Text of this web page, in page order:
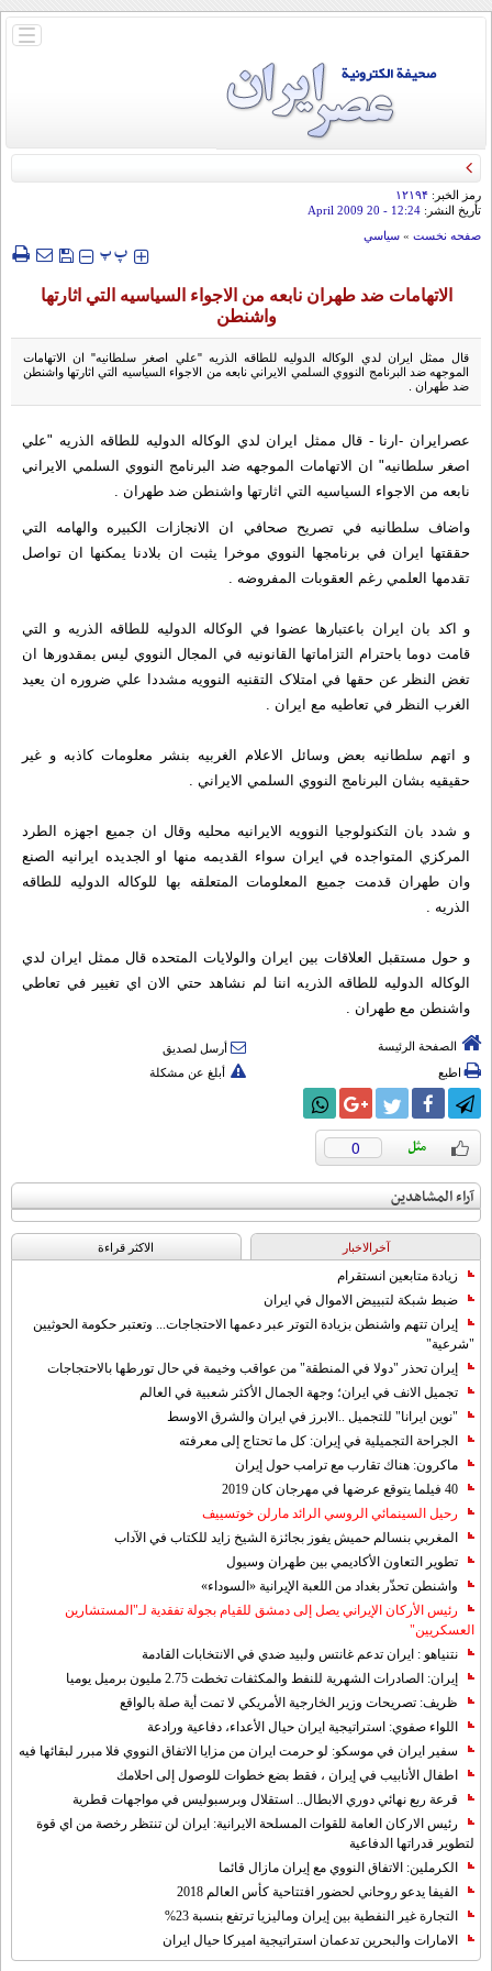
باز
رمز الخبر: ۱۲۱۹۴
تأريخ النشر: 12:24
- 20 April 2009
صفحه نخست » سياسي
‍‍‍ پپ
الاتهامات ضد طهران نابعه من الاجواء السياسيه التي اثارتها
واشنطن
قال ممثل ايران لدي الوکاله الدوليه للطاقه الذريه "علي اصغر سلطانيه" ان الاتهامات
الموجهه ضد البرنامج النووي السلمي الايراني نابعه من الاجواء السياسيه التي اثارتها واشنطن
ضد طهران .
عصرایران -ارنا - قال ممثل ايران لدي الوکاله الدوليه للطاقه الذريه "علي
اصغر سلطانيه" ان الاتهامات الموجهه ضد البرنامج النووي السلمي الايراني
نابعه من الاجواء السياسيه التي اثارتها واشنطن ضد طهران .
واضاف سلطانيه في تصريح صحافي ان الانجازات الکبيره والهامه التي
حققتها ايران في برنامجها النووي موخرا يثبت ان بلادنا يمکنها ان تواصل
تقدمها العلمي رغم العقوبات المفروضه .
و اکد بان ايران باعتبارها عضوا في الوکاله الدوليه للطاقه الذريه و التي
قامت دوما باحترام التزاماتها القانونيه في المجال النووي ليس بمقدورها ان
تغض النظر عن حقها في امتلاک التقنيه النوويه مشددا علي ضروره ان يعيد
الغرب النظر في تعاطيه مع ايران .
و اتهم سلطانيه بعض وسائل الاعلام الغربيه بنشر معلومات کاذبه و غير
حقيقيه بشان البرنامج النووي السلمي الايراني .
و شدد بان التکنولوجيا النوويه الايرانيه محليه وقال ان جميع اجهزه الطرد
المرکزي المتواجده في ايران سواء القديمه منها او الجديده ايرانيه الصنع
وان طهران قدمت جميع المعلومات المتعلقه بها للوکاله الدوليه للطاقه
الذريه .
و حول مستقبل العلاقات بين ايران والولايات المتحده قال ممثل ايران لدي
الوکاله الدوليه للطاقه الذريه اننا لم نشاهد حتي الان اي تغيير في تعاطي
واشنطن مع طهران .
الصفحة الرئيسة
أرسل لصديق
اطبع
أبلغ عن مشكلة
0
آراء المشاهدين
آخرالاخبار الاکثر قراءة
زيادة متابعين انستقرام
ضبط شبكة لتبييض الاموال في ايران
إيران تتهم واشنطن بزيادة التوتر عبر دعمها الاحتجاجات... وتعتبر حكومة الحوثيين
"شرعية"
إيران تحذر "دولا في المنطقة" من عواقب وخيمة في حال تورطها بالاحتجاجات
تجميل الانف في ايران؛ وجهة الجمال الأكثر شعبية في العالم
"نوين ايرانا" للتجميل ..الابرز في ايران والشرق الاوسط
الجراحة التجميلية في إيران: كل ما تحتاج إلى معرفته
ماكرون: هناك تقارب مع ترامب حول إيران
40 فيلما يتوقع عرضها في مهرجان كان 2019
رحيل السينمائي الروسي الرائد مارلن خوتسييف
المغربي بنسالم حميش يفوز بجائزة الشيخ زايد للكتاب في الآداب
تطوير التعاون الأكاديمي بين طهران وسيول
واشنطن تحذّر بغداد من اللعبة الإيرانية «السوداء»
رئيس الأركان الإيراني يصل إلى دمشق للقيام بجولة تفقدية لـ"المستشارين
العسكريين"
نتنياهو : ايران تدعم غانتس ولبيد ضدي في الانتخابات القادمة
إيران: الصادرات الشهریة للنفط والمكثفات تخطت 2.75 مليون برميل يوميا
ظريف: تصريحات وزير الخارجية الأمريكي لا تمت أية صلة بالواقع
اللواء صفوي: استراتيجية ايران حيال الأعداء، دفاعية ورادعة
سفير ايران في موسكو: لو حرمت ايران من مزايا الاتفاق النووي فلا مبرر لبقائها فيه
اطفال الأنابيب في إيران ، فقط بضع خطوات للوصول إلى احلامك
قرعة ربع نهائي دوري الابطال.. استقلال وبرسبوليس في مواجهات قطرية
رئيس الاركان العامة للقوات المسلحة الايرانية: ايران لن تنتظر رخصة من اي قوة
لتطوير قدراتها الدفاعية
الكرملين: الاتفاق النووي مع إيران مازال قائما
الفيفا يدعو روحاني لحضور افتتاحية كأس العالم 2018
التجارة غیر النفطیة بین إیران ومالیزیا ترتفع بنسبة 23%
الامارات والبحرين تدعمان استراتيجية اميركا حيال ايران